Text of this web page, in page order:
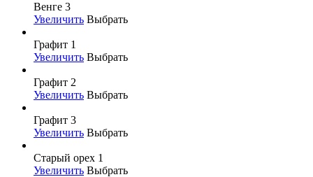
Венге 3
Увеличить Выбрать
Графит 1
Увеличить Выбрать
Графит 2
Увеличить Выбрать
Графит 3
Увеличить Выбрать
Старый орех 1
Увеличить Выбрать